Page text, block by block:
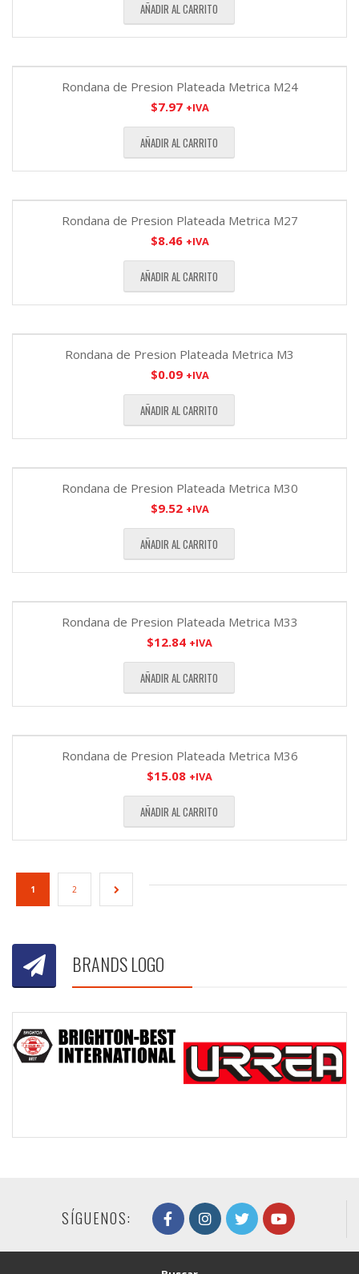
AÑADIR AL CARRITO
Rondana de Presion Plateada Metrica M24
$7.97 +IVA
AÑADIR AL CARRITO
Rondana de Presion Plateada Metrica M27
$8.46 +IVA
AÑADIR AL CARRITO
Rondana de Presion Plateada Metrica M3
$0.09 +IVA
AÑADIR AL CARRITO
Rondana de Presion Plateada Metrica M30
$9.52 +IVA
AÑADIR AL CARRITO
Rondana de Presion Plateada Metrica M33
$12.84 +IVA
AÑADIR AL CARRITO
Rondana de Presion Plateada Metrica M36
$15.08 +IVA
AÑADIR AL CARRITO
1 2 →
BRANDS LOGO
SÍGUENOS: